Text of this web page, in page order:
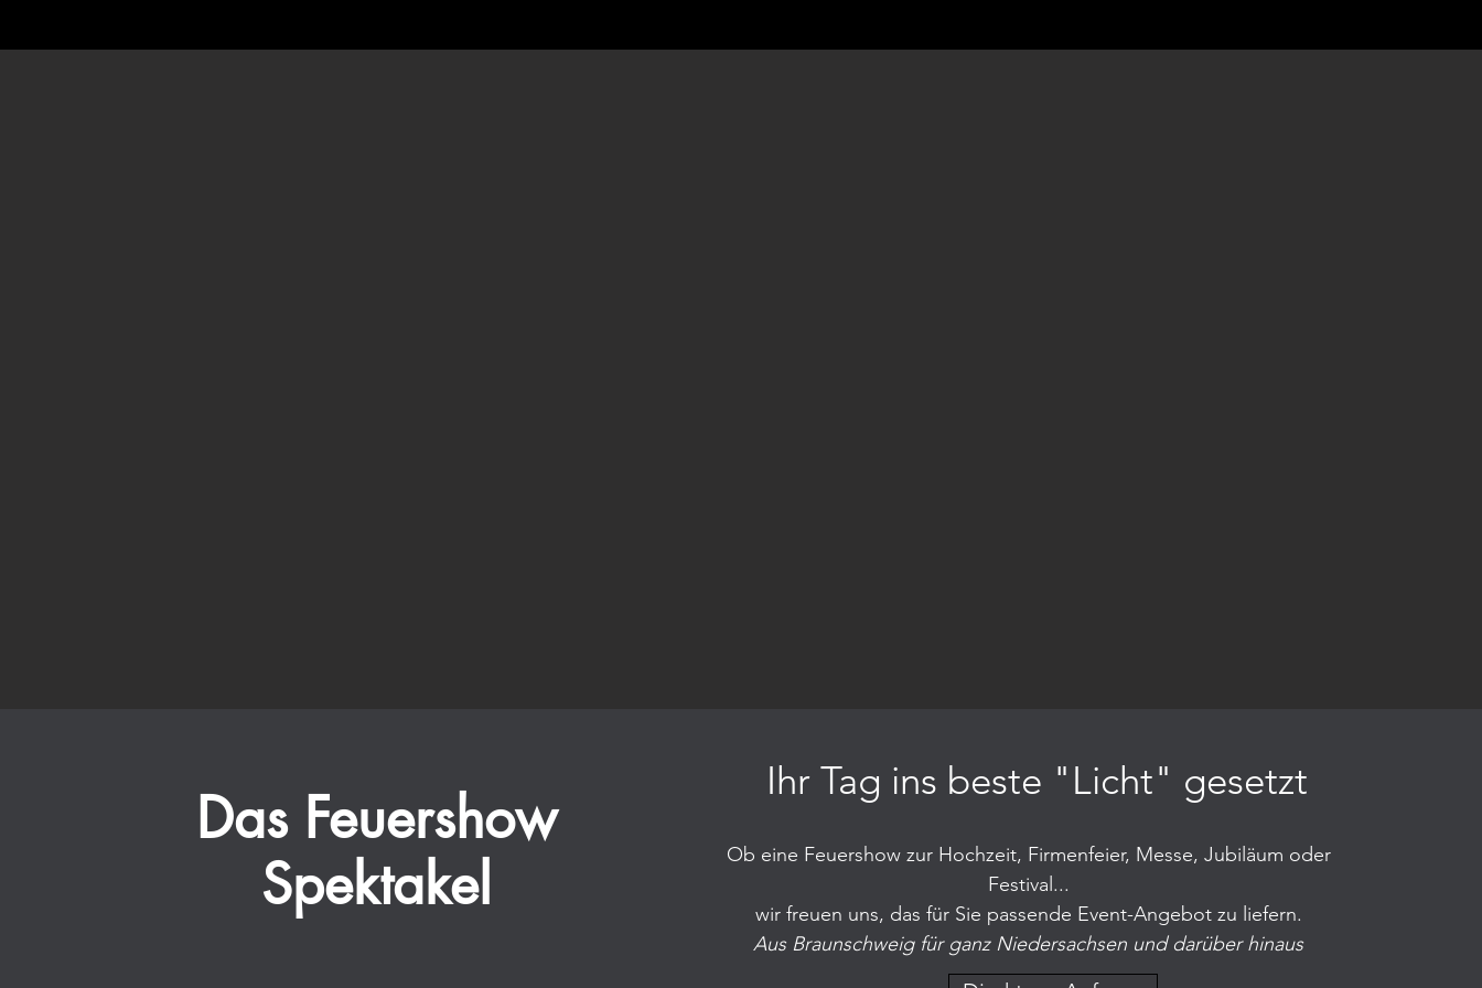
Das Feuershow
Spektakel
Ihr Tag ins beste "Licht" gesetzt
Ob eine Feuershow zur Hochzeit, Firmenfeier, Messe, Jubiläum oder
Festival...
wir freuen uns, das für Sie passende Event-Angebot zu liefern.
Aus Braunschweigfür ganz Niedersachsen und darüber hinaus